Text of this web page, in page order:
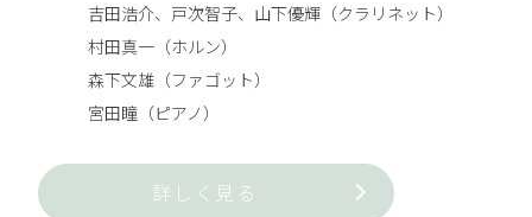
吉田浩介、戸次智子、山下優輝（クラリネット）
村田真一（ホルン）
森下文雄（ファゴット）
宮田瞳（ピアノ）
詳しく見る